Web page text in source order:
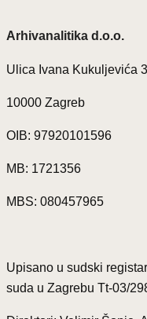
Arhivanalitika d.o.o.
Ulica Ivana Kukuljevića
10000 Zagreb
OIB: 97920101596
MB: 1721356
MBS: 080457965
Upisano u sudski
suda u Zagrebu Tt-03/